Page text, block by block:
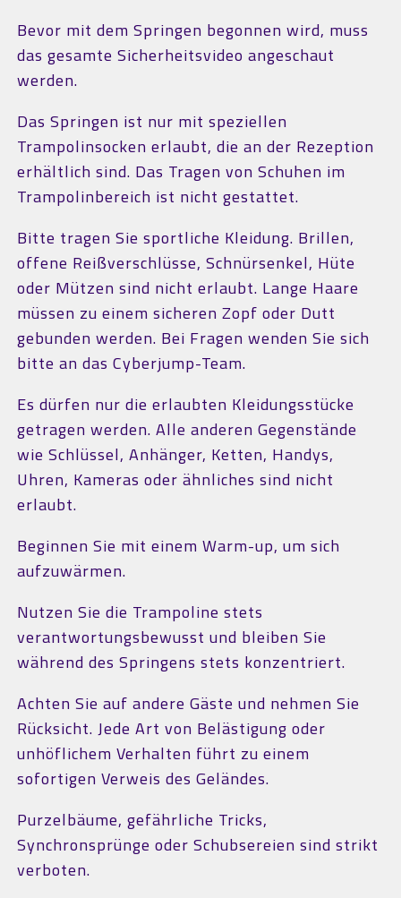
Bevor mit dem Springen begonnen wird, muss
das gesamte Sicherheitsvideo angeschaut
werden.
Das Springen ist nur mit speziellen
Trampolinsocken erlaubt, die an der Rezeption
erhältlich sind. Das Tragen von Schuhen im
Trampolinbereich ist nicht gestattet.
Bitte tragen Sie sportliche Kleidung. Brillen,
offene Reißverschlüsse, Schnürsenkel, Hüte
oder Mützen sind nicht erlaubt. Lange Haare
müssen zu einem sicheren Zopf oder Dutt
gebunden werden. Bei Fragen wenden Sie sich
bitte an das Cyberjump-Team.
Es dürfen nur die erlaubten Kleidungsstücke
getragen werden. Alle anderen Gegenstände
wie Schlüssel, Anhänger, Ketten, Handys,
Uhren, Kameras oder ähnliches sind nicht
erlaubt.
Beginnen Sie mit einem Warm-up, um sich
aufzuwärmen.
Nutzen Sie die Trampoline stets
verantwortungsbewusst und bleiben Sie
während des Springens stets konzentriert.
Achten Sie auf andere Gäste und nehmen Sie
Rücksicht. Jede Art von Belästigung oder
unhöflichem Verhalten führt zu einem
sofortigen Verweis des Geländes.
Purzelbäume, gefährliche Tricks,
Synchronsprünge oder Schubsereien sind strikt
verboten.